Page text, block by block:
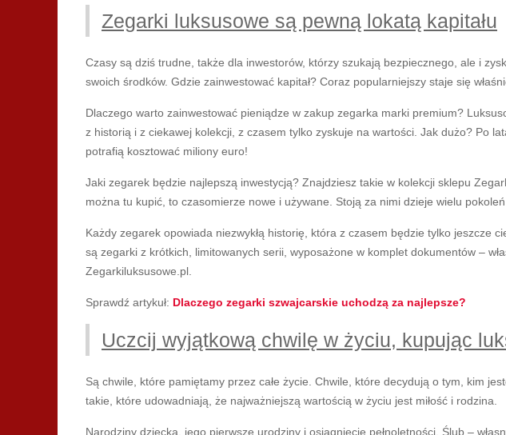
Zegarki luksusowe są pewną lokatą kapitału
Czasy są dziś trudne, także dla inwestorów, którzy szukają bezpiecznego, ale i
swoich środków. Gdzie zainwestować kapitał? Coraz popularniejszy staje się
Dlaczego warto zainwestować pieniądze w zakup zegarka marki premium?
z historią i z ciekawej kolekcji, z czasem tylko zyskuje na wartości. Jak dużo? Po
potrafią kosztować miliony euro!
Jaki zegarek będzie najlepszą inwestycją? Znajdziesz takie w kolekcji sklepu
można tu kupić, to czasomierze nowe i używane. Stoją za nimi dzieje wielu pokoleń
Każdy zegarek opowiada niezwykłą historię, która z czasem będzie tylko jeszcze
są zegarki z krótkich, limitowanych serii, wyposażone w komplet dokumentów –
Zegarkiluksusowe.pl.
Sprawdź artykuł: Dlaczego zegarki szwajcarskie uchodzą za najlepsze?
Uczcij wyjątkową chwilę w życiu, kupując
Są chwile, które pamiętamy przez całe życie. Chwile, które decydują o tym, kim
takie, które udowadniają, że najważniejszą wartością w życiu jest miłość i rodzina.
Narodziny dziecka, jego pierwsze urodziny i osiągnięcie pełnoletności. Ślub –